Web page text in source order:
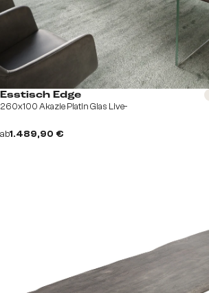
Esstisch Edge
260x100 Akazie Platin Glas Live-
ab1.489,90 €